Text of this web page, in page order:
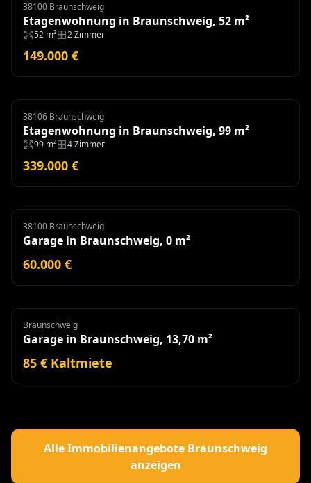
Etagenwohnung
38100 Braunschweig
Etagenwohnung in Braunschweig, 52 m²
52 m² 2 Zimmer
149.000 €
Etagenwohnung
38106 Braunschweig
Etagenwohnung in Braunschweig, 99 m²
99 m² 4 Zimmer
339.000 €
Garage
38100 Braunschweig
Garage in Braunschweig, 0 m²
60.000 €
Garage Miete
Braunschweig
Garage in Braunschweig, 13,70 m²
85 € Kaltmiete
Alle Immobilienangebote Braunschweig
anzeigen